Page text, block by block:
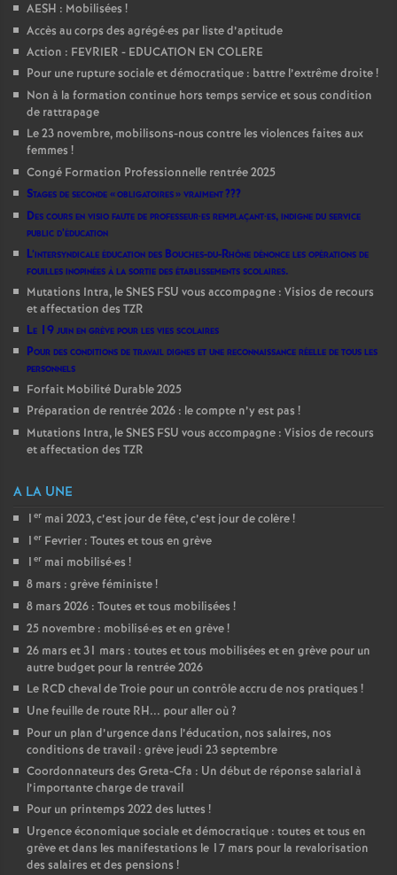
AESH : Mobilisées !
Accès au corps des agrégé·es par liste d’aptitude
Action : FEVRIER - EDUCATION EN COLERE
Pour une rupture sociale et démocratique : battre l’extrême droite!
Non à la formation continue hors temps service et sous condition
de rattrapage
Le 23 novembre, mobilisons-nous contre les violences faites aux
femmes !
Congé Formation Professionnelle rentrée 2025
Stages de seconde «obligatoires» vraiment???
Des cours en visio faute de professeur·es remplaçant·es, indigne du service
public d’éducation
L’intersyndicale éducation des Bouches-du-Rhône dénonce les opérations de
fouilles inopinées à la sortie des établissements scolaires.
Mutations Intra, le SNES FSU vous accompagne : Visios de recours
et affectation des TZR
Le 19 juin en grève pour les vies scolaires
Pour des conditions de travail dignes et une reconnaissance réelle de tous les
personnels
Forfait Mobilité Durable 2025
Préparation de rentrée 2026 : le compte n’y est pas !
Mutations Intra, le SNES FSU vous accompagne : Visios de recours
et affectation des TZR
A LA UNE
1 er mai 2023, c’est jour de fête, c’est jour de colère!
1 er Fevrier : Toutes et tous en grève
1 er mai mobilisé·es !
8 mars : grève féministe!
8 mars 2026 : Toutes et tous mobilisées !
25 novembre : mobilisé·es et en grève!
26 mars et 31 mars : toutes et tous mobilisées et en grève pour un
autre budget pour la rentrée 2026
Le RCD cheval de Troie pour un contrôle accru de nos pratiques !
Une feuille de route RH... pour aller où?
Pour un plan d’urgence dans l’éducation, nos salaires, nos
conditions de travail : grève jeudi 23 septembre
Coordonnateurs des Greta-Cfa : Un début de réponse salarial à
l’importante charge de travail
Pour un printemps 2022 des luttes !
Urgence économique sociale et démocratique : toutes et tous en
grève et dans les manifestations le 17 mars pour la revalorisation
des salaires et des pensions !